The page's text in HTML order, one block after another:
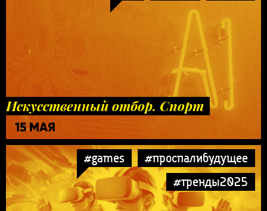
Искусственный отбор. Спорт
15 МАЯ
#games
#проспалибудущее
#тренды2025